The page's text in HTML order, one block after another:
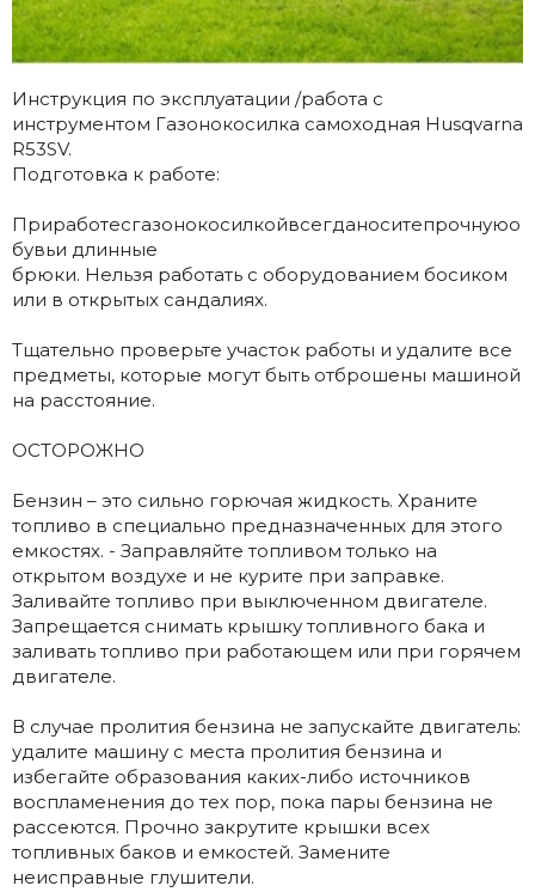
Инструкция по эксплуатации /работа с
инструментом Газонокосилка самоходная Husqvarna
R53SV.
Подготовка к работе:
Приработесгазонокосилкойвсегданоситепрочнуюо
бувьи длинные
брюки. Нельзя работать с оборудованием босиком
или в открытых сандалиях.
Тщательно проверьте участок работы и удалите все
предметы, которые могут быть отброшены машиной
на расстояние.
ОСТОРОЖНО
Бензин – это сильно горючая жидкость. Храните
топливо в специально предназначенных для этого
емкостях. - Заправляйте топливом только на
открытом воздухе и не курите при заправке.
Заливайте топливо при выключенном двигателе.
Запрещается снимать крышку топливного бака и
заливать топливо при работающем или при горячем
двигателе.
В случае пролития бензина не запускайте двигатель:
удалите машину с места пролития бензина и
избегайте образования каких-либо источников
воспламенения до тех пор, пока пары бензина не
рассеются. Прочно закрутите крышки всех
топливных баков и емкостей. Замените
неисправные глушители.